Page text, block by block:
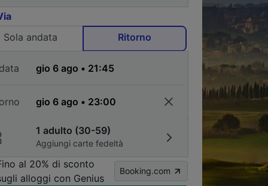
Sola andata
Ritorno
1 adulto (30-59)
Aggiungi carte fedeltà
al 20% di sconto
alloggi con Genius
Booking.com